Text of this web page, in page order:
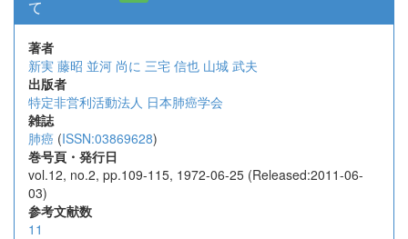
て
著者
新実 藤昭 並河 尚に 三宅 信也 山城 武夫
出版者
特定非営利活動法人 日本肺癌学会
雑誌
肺癌 (ISSN:03869628)
巻号頁・発行日
vol.12, no.2, pp.109-115, 1972-06-25 (Released:2011-06-
03)
参考文献数
11